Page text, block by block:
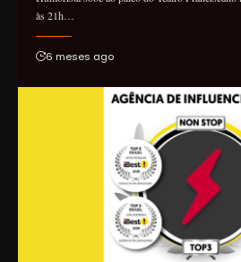
às 21h…
6 meses ago